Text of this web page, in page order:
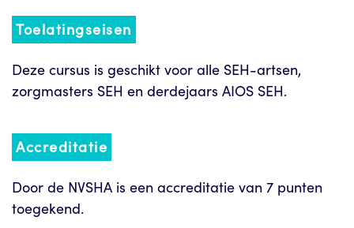
Toelatingseisen
Deze cursus is geschikt voor alle SEH-artsen,
zorgmasters SEH en derdejaars AIOS SEH.
Accreditatie
Door de NVSHA is een accreditatie van 7 punten
toegekend.